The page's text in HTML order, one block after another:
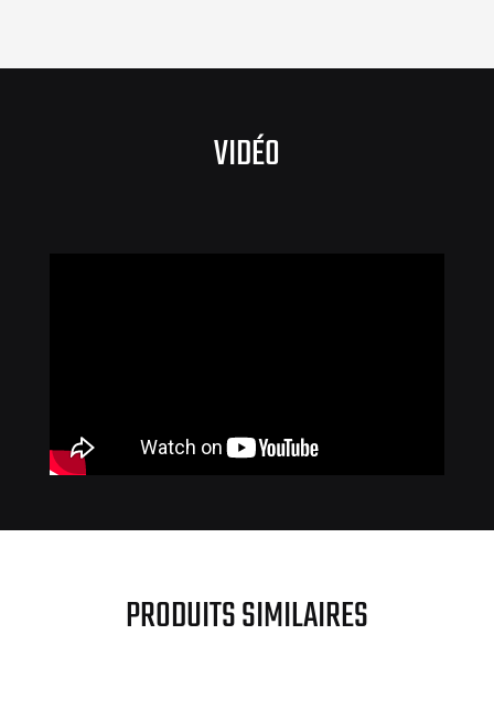
VIDÉO
PRODUITS SIMILAIRES